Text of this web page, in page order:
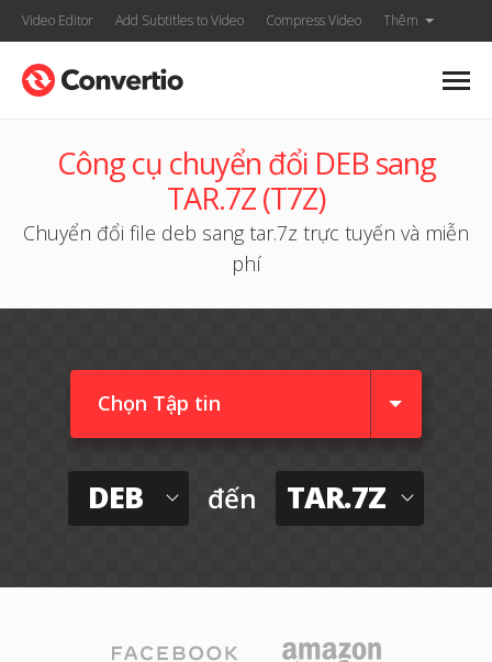
Video Editor Add Subtitles to Video Compress Video Thêm
Công cụ chuyển đổi DEB sang
TAR.7Z (T7Z)
Chuyển đổi file deb sang tar.7z trực tuyến và miễn
phí
Chọn Tập tin
DEB đến TAR.7Z